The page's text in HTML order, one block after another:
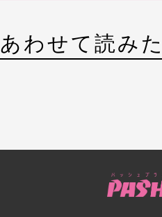
あわせて読み